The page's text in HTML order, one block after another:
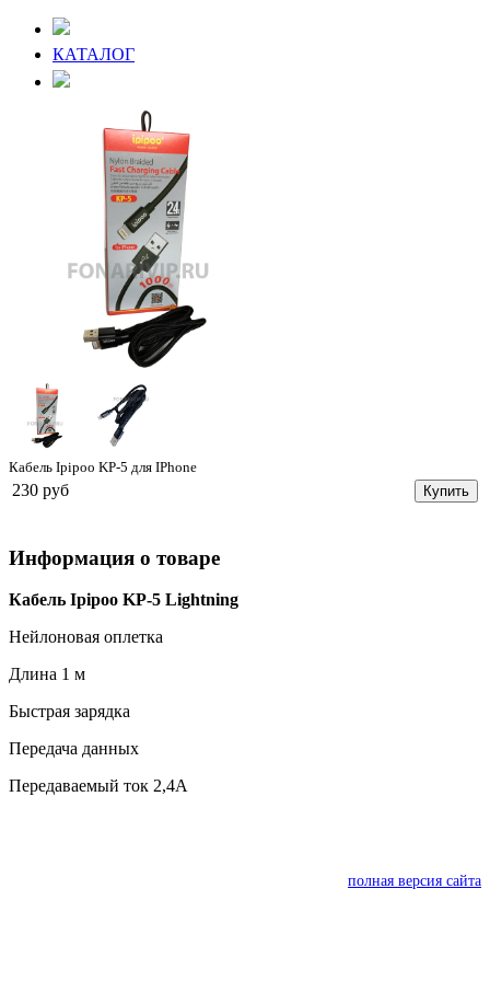
КАТАЛОГ
Кабель Ipipoo KP-5 для IPhone
230 руб Купить
Информация о товаре
Кабель Ipipoo KP-5 Lightning
Нейлоновая оплетка
Длина 1 м
Быстрая зарядка
Передача данных
Передаваемый ток 2,4А
полная версия сайта